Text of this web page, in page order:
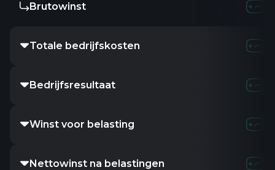
Brutowinst
Totale bedrijfskosten
Bedrijfsresultaat
Winst voor belasting
Nettowinst na belastingen